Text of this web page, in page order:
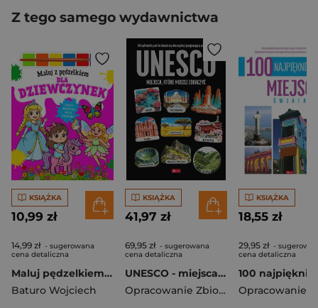
Z tego samego wydawnictwa
KSIĄŻKA
10,99 zł
14,99 zł - sugerowana
cena detaliczna
Maluj pędzelkiem dla dziewczynek
Baturo Wojciech
KSIĄŻKA
41,97 zł
69,95 zł - sugerowana
cena detaliczna
UNESCO - miejsca które musisz..
Opracowanie Zbiorowe
KSIĄŻKA
18,55 zł
29,95 zł -
cena detaliczna